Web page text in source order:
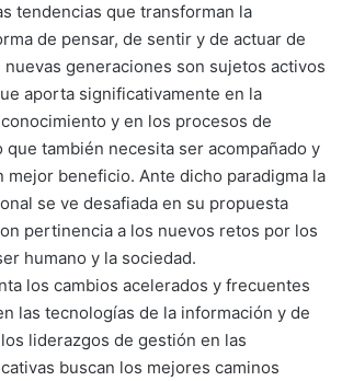
tendencias que transforman la
de pensar, de sentir y de actuar de
nuevas generaciones son sujetos activos
aporta significativamente en la
y en los procesos de
que también necesita ser acompañado y
mejor beneficio. Ante dicho paradigma la
se ve desafiada en su propuesta
pertinencia a los nuevos retos por los
humano y la sociedad.
los cambios acelerados y frecuentes
las tecnologías de la información y de
liderazgos de gestión en las
buscan los mejores caminos